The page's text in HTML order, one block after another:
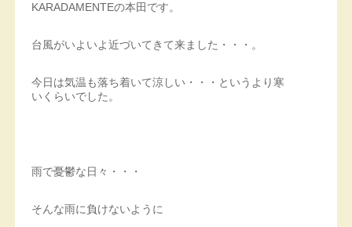
KARADAMENTEの本田です。
台風がいよいよ近づいてきて来ました・・・。
今日は気温も落ち着いて涼しい・・・というより寒
いくらいでした。
雨で憂鬱な日々・・・
そんな雨に負けないように